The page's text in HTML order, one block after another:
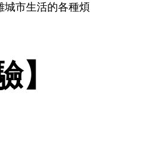
城市生活的各種煩